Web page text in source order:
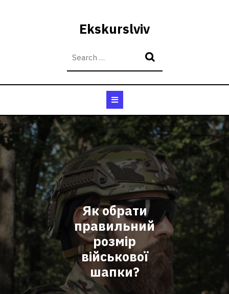
Ekskurslviv
Button
Як обрати
правильний
розмір
військової
шапки?